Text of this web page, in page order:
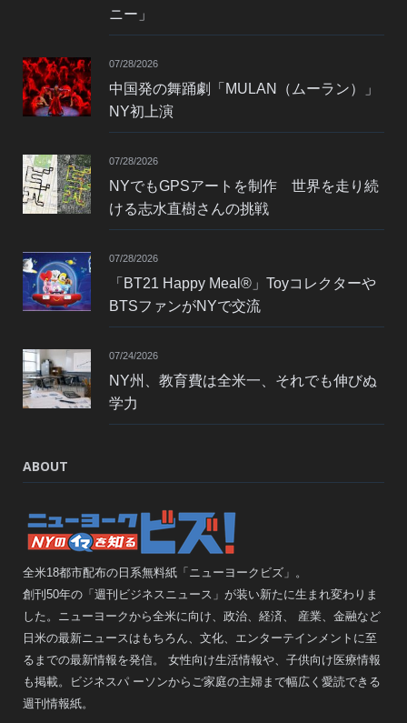
ニー」
07/28/2026
中国発の舞踊劇「MULAN（ムーラン）」
NY初上演
07/28/2026
NYでもGPSアートを制作 世界を走り続
ける志水直樹さんの挑戦
07/28/2026
「BT21 Happy Meal®」Toyコレクターや
BTSファンがNYで交流
07/24/2026
NY州、教育費は全米一、それでも伸びぬ
学力
ABOUT
全米18都市配布の日系無料紙「ニューヨークビズ」。
創刊50年の「週刊ビジネスニュース」が装い新たに生まれ変わりま
した。ニューヨークから全米に向け、政治、経済、 産業、金融など
日米の最新ニュースはもちろん、文化、エンターテインメントに至
るまでの最新情報を発信。 女性向け生活情報や、子供向け医療情報
も掲載。ビジネスパ ーソンからご家庭の主婦まで幅広く愛読できる
週刊情報紙。